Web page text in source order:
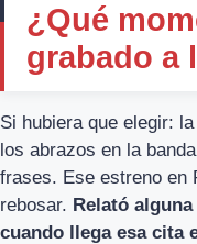
¿Qué
grabado a
Si hubiera que elegir:
los abrazos en la
frases. Ese estreno en
rebosar. Relató
cuando llega esa cita